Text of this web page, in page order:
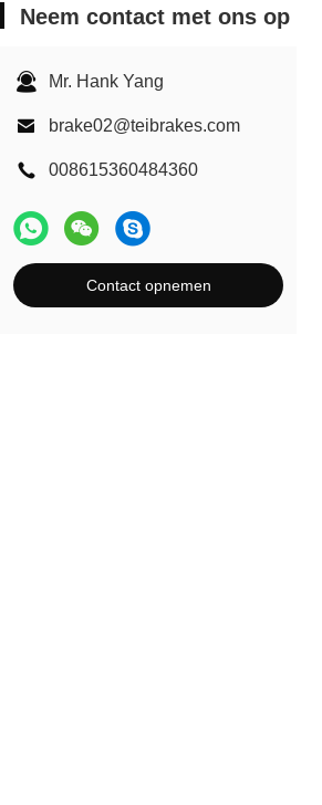
EPB-remklem
Neem contact met ons op
Mr. Hank Yang
brake02@teibrakes.com
008615360484360
Contact opnemen